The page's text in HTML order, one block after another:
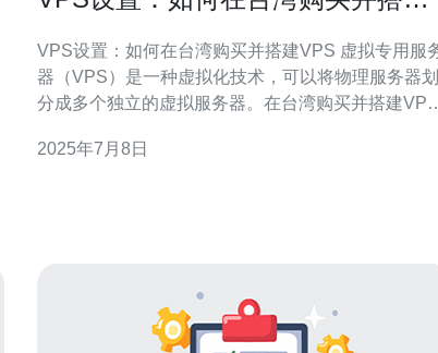
VPS设置：如何在台湾购买并搭建VPS 虚拟专用服务
器（VPS）是一种虚拟化技术，可以将物理服务器划
分成多个独立的虚拟服务器。在台湾购买并搭建VPS
站性能。 在台湾购买VPS有很多选择，您可以选择国
2025年7月8日